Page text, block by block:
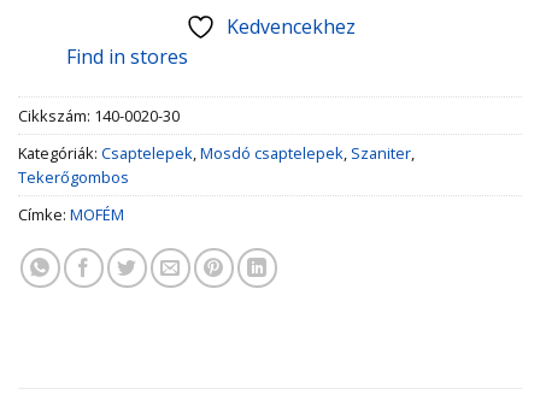
Kedvencekhez
Find in stores
Cikkszám: 140-0020-30
Kategóriák: Csaptelepek,Mosdó csaptelepek, Szaniter,
Tekerőgombos
Címke: MOFÉM